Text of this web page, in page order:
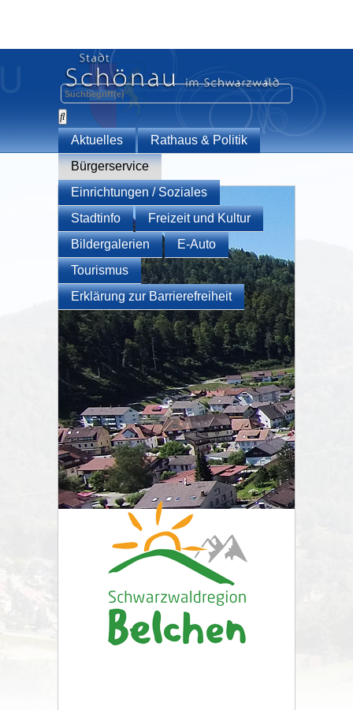
Aktuelles
Rathaus & Politik
Bürgerservice
Einrichtungen / Soziales
Stadtinfo
Freizeit und Kultur
Bildergalerien
E-Auto
Tourismus
Erklärung zur Barrierefreiheit